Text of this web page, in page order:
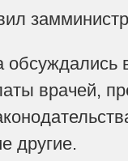
врачей,
другие.